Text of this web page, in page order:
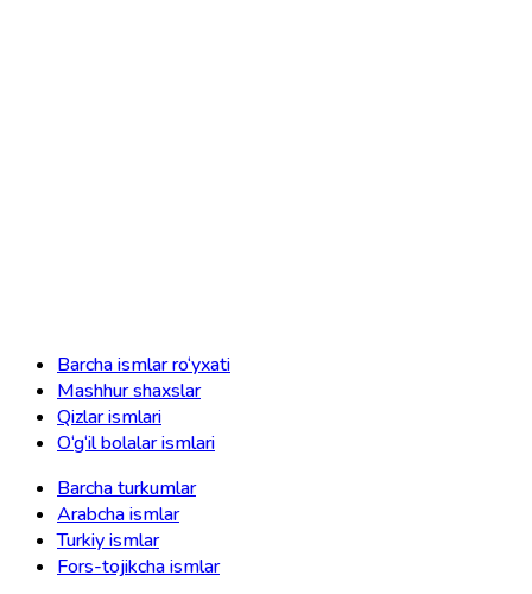
Barcha ismlar ro‘yxati
Mashhur shaxslar
Qizlar ismlari
O‘g‘il bolalar ismlari
Barcha turkumlar
Arabcha ismlar
Turkiy ismlar
Fors-tojikcha ismlar